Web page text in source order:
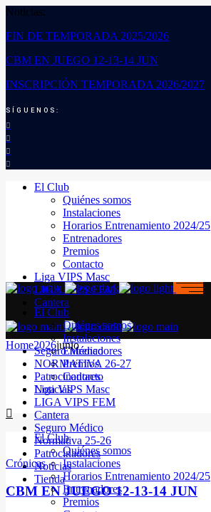
Noticias:
FIN DE TEMPORADA 2025/2026
CBM EN JUEGO 12-13-14 JUN
INSCRIPCIÓN TEMPORADA 2026/2027
SÍGUENOS:
El Club
Quiénes somos
Instalaciones
Horarios Entrenamiento 2024/25
Entrenadores
Premios
Contacto
Liga VIPS Masc
LIGA VIPS FEM
Cantera
Seguro Médico
NORMATIVA 26-27
Patrocinadores
Noticias
El Club
Quiénes somos
Instalaciones
Horarios Entrenamiento 2024/25
Entrenadores
Premios
El Club
Quiénes somos
Instalaciones
Entrenadores
Premios
Contacto
Liga VIPS Masc
LIGA VIPS FEM
Cantera
Seguro Médico
Normativa 25-26
Patrocinadores
Noticias
Tienda
Home2026junio
Crónicas
CBM EN JUEGO 12-13-14 JUN